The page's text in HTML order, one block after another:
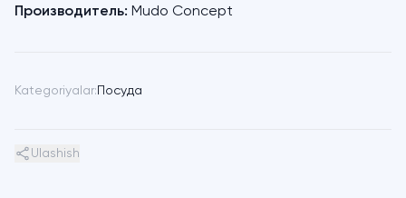
Производитель: Mudo Concept
Kategoriyalar: Посуда
Ulashish